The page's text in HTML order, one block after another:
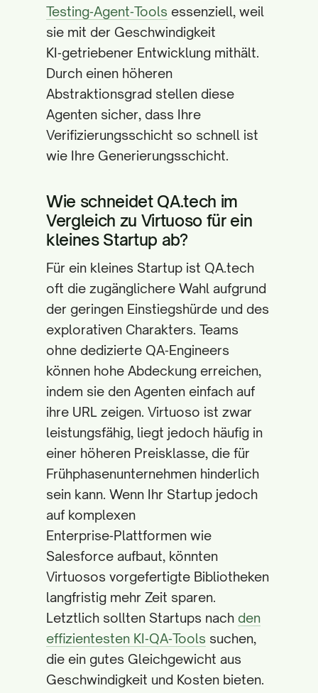
Testing‑Agent‑Tools essenziell, weil
sie mit der Geschwindigkeit
KI‑getriebener Entwicklung mithält.
Durch einen höheren
Abstraktionsgrad stellen diese
Agenten sicher, dass Ihre
Verifizierungsschicht so schnell ist
wie Ihre Generierungsschicht.
Wie schneidet QA.tech im
Vergleich zu Virtuoso für ein
kleines Startup ab?
Für ein kleines Startup ist QA.tech
oft die zugänglichere Wahl aufgrund
der geringen Einstiegshürde und des
explorativen Charakters. Teams
ohne dedizierte QA‑Engineers
können hohe Abdeckung erreichen,
indem sie den Agenten einfach auf
ihre URL zeigen. Virtuoso ist zwar
leistungsfähig, liegt jedoch häufig in
einer höheren Preisklasse, die für
Frühphasenunternehmen hinderlich
sein kann. Wenn Ihr Startup jedoch
auf komplexen
Enterprise‑Plattformen wie
Salesforce aufbaut, könnten
Virtuosos vorgefertigte Bibliotheken
langfristig mehr Zeit sparen.
Letztlich sollten Startups nach den
effizientesten KI‑QA‑Tools suchen,
die ein gutes Gleichgewicht aus
Geschwindigkeit und Kosten bieten.